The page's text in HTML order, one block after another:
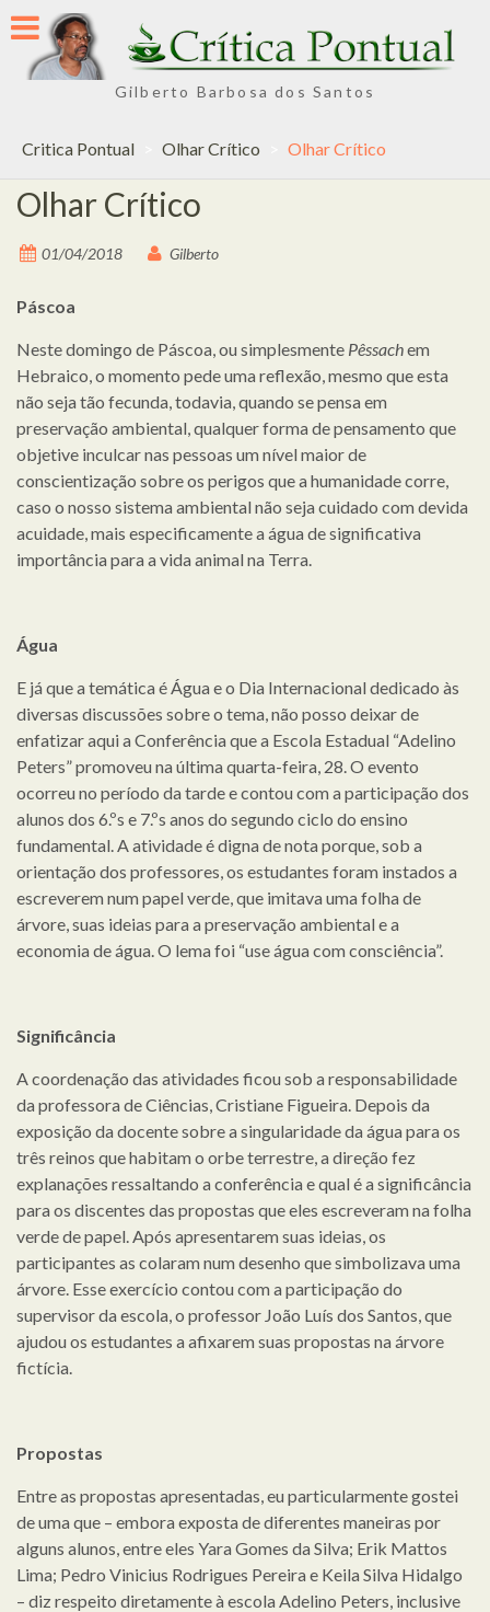
Skip
to
content
Gilberto Barbosa dos Santos
Critica Pontual Olhar Crítico Olhar Crítico
Olhar Crítico
01/04/2018 Gilberto
Páscoa
Neste domingo de Páscoa, ou simplesmente Pêssachem
Hebraico, o momento pede uma reflexão, mesmo que esta
não seja tão fecunda, todavia, quando se pensa em
preservação ambiental, qualquer forma de pensamento que
objetive inculcar nas pessoas um nível maior de
conscientização sobre os perigos que a humanidade corre,
caso o nosso sistema ambiental não seja cuidado com devida
acuidade, mais especificamente a água de significativa
importância para a vida animal na Terra.
Água
E já que a temática é Água e o Dia Internacional dedicado às
diversas discussões sobre o tema, não posso deixar de
enfatizar aqui a Conferência que a Escola Estadual “Adelino
Peters” promoveu na última quarta-feira, 28. O evento
ocorreu no período da tarde e contou com a participação dos
alunos dos 6.ºs e 7.ºs anos do segundo ciclo do ensino
fundamental. A atividade é digna de nota porque, sob a
orientação dos professores, os estudantes foram instados a
escreverem num papel verde, que imitava uma folha de
árvore, suas ideias para a preservação ambiental e a
economia de água. O lema foi “use água com consciência”.
Significância
A coordenação das atividades ficou sob a responsabilidade
da professora de Ciências, Cristiane Figueira. Depois da
exposição da docente sobre a singularidade da água para os
três reinos que habitam o orbe terrestre, a direção fez
explanações ressaltando a conferência e qual é a significância
para os discentes das propostas que eles escreveram na folha
verde de papel. Após apresentarem suas ideias, os
participantes as colaram num desenho que simbolizava uma
árvore. Esse exercício contou com a participação do
supervisor da escola, o professor João Luís dos Santos, que
ajudou os estudantes a afixarem suas propostas na árvore
fictícia.
Propostas
Entre as propostas apresentadas, eu particularmente gostei
de uma que – embora exposta de diferentes maneiras por
alguns alunos, entre eles Yara Gomes da Silva; Erik Mattos
Lima; Pedro Vinicius Rodrigues Pereira e Keila Silva Hidalgo
– diz respeito diretamente à escola Adelino Peters, inclusive